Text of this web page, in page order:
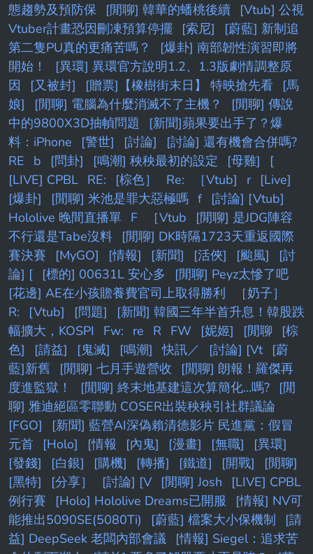
態趨勢及預防保
[閒聊] 韓華的蟠桃後續
[Vtub] 公視
Vtuber計畫恐因刪凍預算停擺
[索尼]
[蔚藍] 新制追
第二隻PU真的更痛苦嗎？
[爆卦] 南部韌性演習即將
開始！
[異環] 異環官方說明1.2、1.3版劇情調整原
因
[又被封] [贈票]【橡樹街末日】 特映搶先看
[馬
娘]
[閒聊] 電腦為什麼消滅不了主機？
[閒聊] 傳說
中的9800X3D抽幀問題
[新聞]蘋果要出手了？爆
料：iPhone
[警世] [討論]
[討論] 還有機會合併嗎?
RE
b [問卦] [鳴潮] 秧秧最初的設定 [母雞]
[
[LIVE] CPBL RE: [棕色］ Re: ［Vtub] r
[Live]
[爆卦]
[閒聊] 米池是罪大惡極嗎 f
[討論] [Vtub]
Hololive 晚間直播單 F ［Vtub
[閒聊] 是JDG陣容
不行還是Tabe沒料
[閒聊] DK時隔1723天重返國際
賽決賽
[MyGO] [情報] [新聞] [活俠] [颱風]
[討
論] [
[標的] 00631L 安心多
[閒聊] Peyz太慘了吧
[花邊] AE在小孩贍養費官司上取得勝利
［奶子］
R:
[Vtub] [問題]
[新聞] 韓國三年半首升息！韓股跌
幅擴大，KOSPI
Fw: re R FW [妮姬] [閒聊
[棕
色]
[請益] [鬼滅] [鳴潮] 快訊／ [討論] [Vt
[蔚
藍]新舊
[閒聊] 七月手遊營收
[閒聊] 朗報！羅傑再
度進監獄！
[閒聊] 終末地基建這次算簡化...嗎?
[閒
聊] 雅迪絕區零聯動 COSER出裝秧秧引社群議論
[FGO]
[新聞] 藍營AI深偽賴清德影片 民進黨：假冒
元首
[Holo] [情報 [內鬼] [漫畫] [無職]
[異環]
[發錢]
[白銀] [購機] [轉播] [鐵道] [開戰]
[閒聊]
[黑特]
[分享］ [討論] [V [閒聊] Josh
[LIVE] CPBL
例行賽
[Holo] Hololive Dreams已開服
[情報] NV可
能推出5090SE(5080Ti)
[蔚藍] 檔案大小保機制
[請
益] DeepSeek 老闆內部會議
[情報] Siegel：追求苦